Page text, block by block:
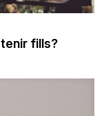
fills?